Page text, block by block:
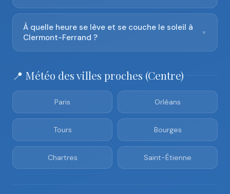
À quelle heure se lève et se couche le soleil à
Clermont-Ferrand ?
▼
📍 Météo des villes proches (Centre)
Paris Orléans
Tours Bourges
Chartres Saint-Étienne